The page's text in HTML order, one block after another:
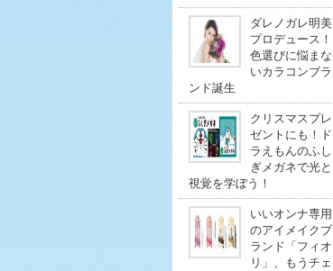
ダレノガレ明美
プロデュース！
色選びに悩まな
いカラコンブラ
ンド誕生
クリスマスプレ
ゼントにも！ド
ラえもんのふし
ぎメガネで光と
視覚を学ぼう！
いいオンナ専用
のアイメイクブ
ランド「フィオ
リ」、もうチェ